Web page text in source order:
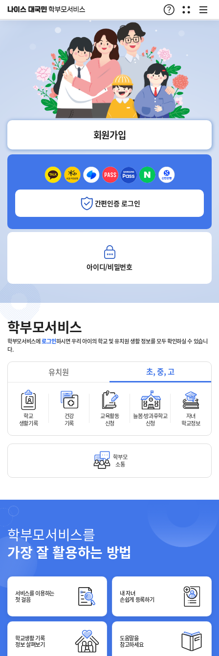
나이스 대국민 학부모서비스 온라인도움말퀵메뉴 전체메
회원가입
간편인증 로그인
아이디/비밀번호
학부모서비스
학부모서비스에로그인하시면우리 아이의 학교 및 유치원 생활 정보를모두 확인하실 수 있습니
다.
유치원 초, 중, 고
학교
생활기록
건강
기록
교육활동
신청
늘봄·방과후학교
신청
자녀
학교정보
학부모
소통
학부모서비스를
가장 잘 활용하는 방법
서비스를 이용하는
첫 걸음
내 자녀
손쉽게 등록하기
학교생활 기록
정보 살펴보기
도움말을
참고하세요